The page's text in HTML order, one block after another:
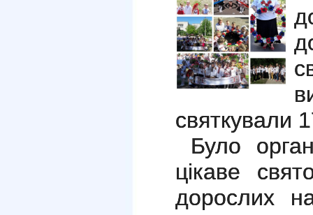
святкували
Було
цікаве
дорослих